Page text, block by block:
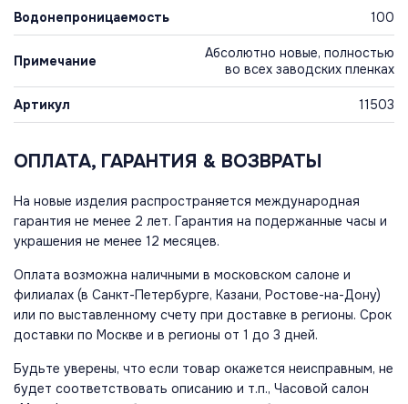
Водонепроницаемость 100
Примечание
Абсолютно новые, полностью
во всех заводских пленках
Артикул 11503
ОПЛАТА, ГАРАНТИЯ & ВОЗВРАТЫ
На новые изделия распространяется международная
гарантия не менее 2 лет. Гарантия на подержанные часы и
украшения не менее 12 месяцев.
Оплата возможна наличными в московском салоне и
филиалах (в Санкт-Петербурге, Казани, Ростове-на-Дону)
или по выставленному счету при доставке в регионы. Срок
доставки по Москве и в регионы от 1 до 3 дней.
Будьте уверены, что если товар окажется неисправным, не
будет соответствовать описанию и т.п., Часовой салон